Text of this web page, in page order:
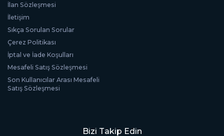
İlan Sözleşmesi
İletişim
Sıkça Sorulan Sorular
Çerez Politikası
İptal ve İade Koşulları
Mesafeli Satış Sözleşmesi
Son Kullanıcılar Arası Mesafeli
Satış Sözleşmesi
Bizi Takip Edin